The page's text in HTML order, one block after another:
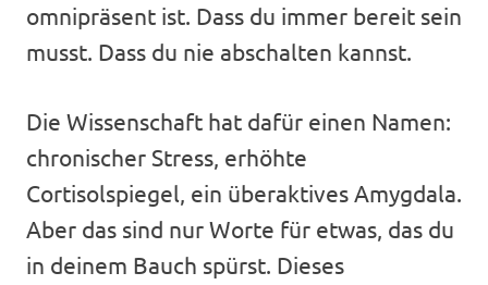
omnipräsent ist. Dass du immer bereit sein
musst. Dass du nie abschalten kannst.
Die Wissenschaft hat dafür einen Namen:
chronischer Stress, erhöhte
Cortisolspiegel, ein überaktives Amygdala.
Aber das sind nur Worte für etwas, das du
in deinem Bauch spürst. Dieses